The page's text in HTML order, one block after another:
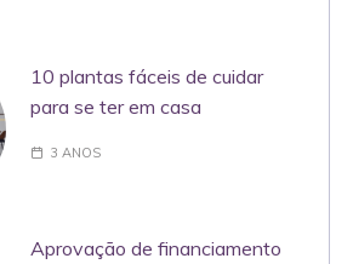
10 plantas fáceis de cuidar
para se ter em casa
3 ANOS
Aprovação de financiamento